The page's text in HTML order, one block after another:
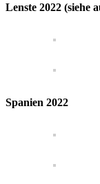
Lenste 2022 (siehe
Spanien 2022